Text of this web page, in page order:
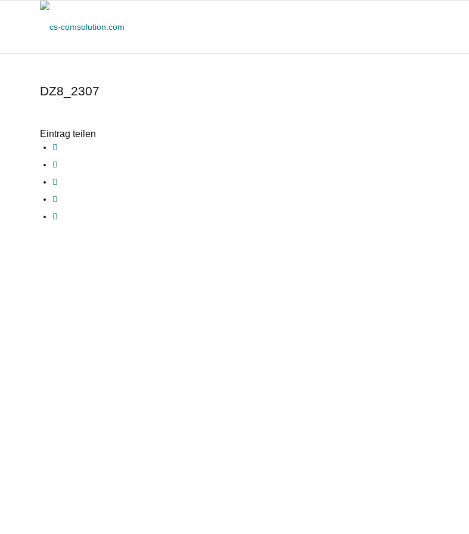
DZ8_2307
Eintrag teilen